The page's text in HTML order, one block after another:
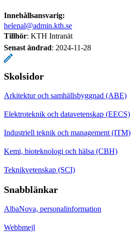
Innehållsansvarig:
helenal@admin.kth.se
Tillhör: KTH Intranät
Senast ändrad: 2024-11-28
Skolsidor
Arkitektur och samhällsbyggnad (ABE)
Elektroteknik och datavetenskap (EECS)
Industriell teknik och management (ITM)
Kemi, bioteknologi och hälsa (CBH)
Teknikvetenskap (SCI)
Snabblänkar
AlbaNova, personalinformation
Webbmejl